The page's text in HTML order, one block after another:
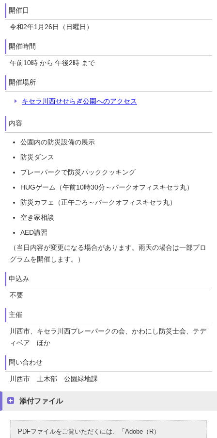
開催日
令和2年1月26日（日曜日）
開催時間
午前10時 から 午後2時 まで
開催場所
キセラ川西せせらぎ公園へのアクセス
内容
公園内の防災設備の展示
防災ダンス
プレーパークで防災パッククッキング
HUGゲーム（午前10時30分～パークオフィスキセラ丸）
防災カフェ（正午ごろ～パークオフィスキセラ丸）
空き家相談
AED講習
（当日内容が変更になる場合があります。雨天の場合は一部プロ
グラムを開催します。）
申込み
不要
主催
川西市、キセラ川西プレーパークの会、かわにし防災士会、テデ
ィベア ほか
問い合わせ
川西市 土木部 公園緑地課
添付ファイル
PDFファイルをご覧いただくには、「Adobe（R）